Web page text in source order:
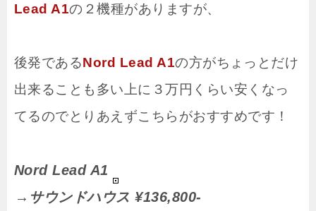
Lead A1の２機種がありますが、
後発であるNord Lead A1の方がちょっとだけ
出来ることも多い上に３万円くらい安くなっ
てるのでとりあえずこちらがおすすめです！
Nord Lead A1
→サウンドハウス ¥136,800-